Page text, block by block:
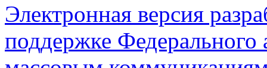
Электронная версия
поддержке Федерального